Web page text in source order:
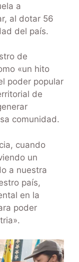
a
al dotar 56
del país.
de
«un hito
poder popular
de
comunidad.
cuando
un
a nuestra
país,
en la
poder